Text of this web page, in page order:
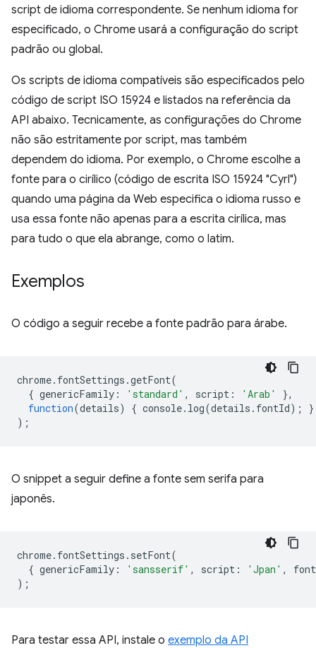
script de idioma correspondente. Se nenhum idioma for
especificado, o Chrome usará a configuração do script
padrão ou global.
Os scripts de idioma compatíveis são especificados pelo
código de script ISO 15924 e listados na referência da
API abaixo. Tecnicamente, as configurações do Chrome
não são estritamente por script, mas também
dependem do idioma. Por exemplo, o Chrome escolhe a
fonte para o cirílico (código de escrita ISO 15924 "Cyrl")
quando uma página da Web especifica o idioma russo e
usa essa fonte não apenas para a escrita cirílica, mas
para tudo o que ela abrange, como o latim.
Exemplos
O código a seguir recebe a fonte padrão para árabe.
chrome. fontSettings .getFont(
{ genericFamily : 'standard' , script : 'Arab'
},
function(details) { console. log(details . fontId);
}
);
O snippet a seguir define a fonte sem serifa para
japonês.
chrome. fontSettings . setFont(
{ genericFamily : 'sansserif' , script : 'Jpan' ,
);
Para testar essa API, instale o exemplo da API